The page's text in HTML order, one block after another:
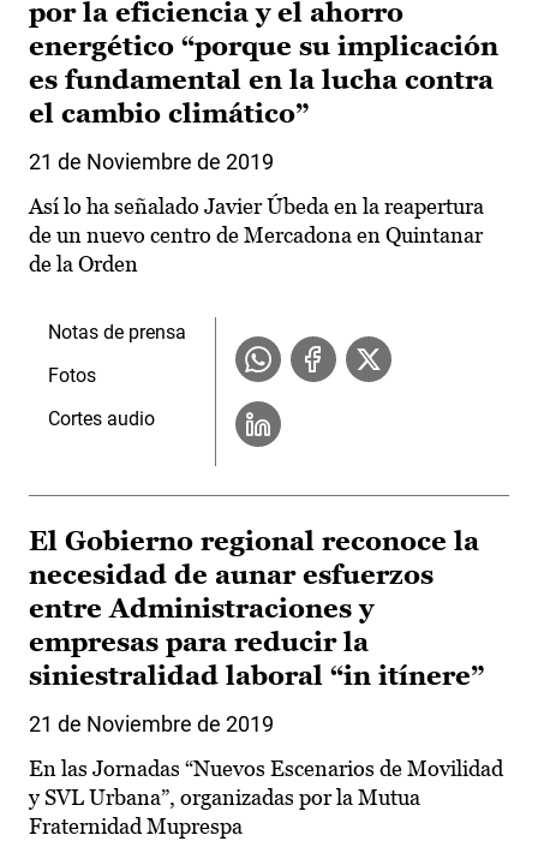
por la eficiencia y el ahorro
energético “porque su implicación
es fundamental en la lucha contra
el cambio climático”
21 de Noviembre de 2019
Así lo ha señalado Javier Úbeda en la reapertura
de un nuevo centro de Mercadona en Quintanar
de la Orden
Notas de prensa
Fotos
Cortes audio
El Gobierno regional reconoce la
necesidad de aunar esfuerzos
entre Administraciones y
empresas para reducir la
siniestralidad laboral “in itínere”
21 de Noviembre de 2019
En las Jornadas “Nuevos Escenarios de Movilidad
y SVL Urbana”, organizadas por la Mutua
Fraternidad Muprespa